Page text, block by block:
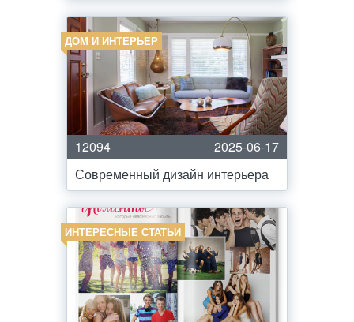
ДОМ И ИНТЕРЬЕР
12094
2025-06-17
Современный дизайн интерьера
ИНТЕРЕСНЫЕ СТАТЬИ